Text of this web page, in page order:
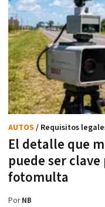
El detalle que
puede ser
fotomulta
AUTOS / Requisitos
PorNB